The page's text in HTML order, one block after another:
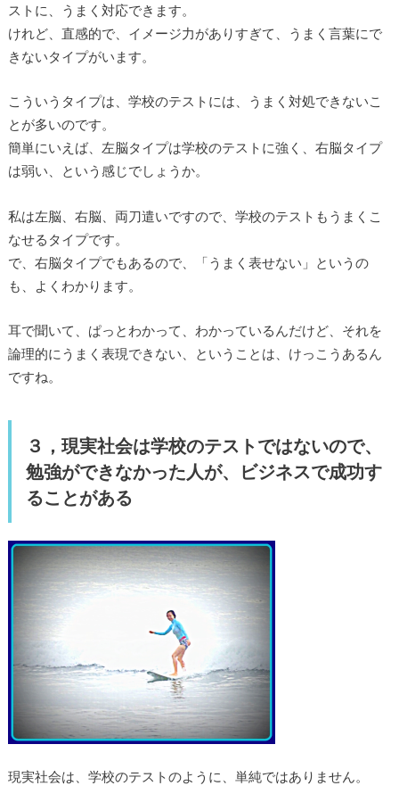
ストに、うまく対応できます。
けれど、直感的で、イメージ力がありすぎて、うまく言葉にで
きないタイプがいます。
こういうタイプは、学校のテストには、うまく対処できないこ
とが多いのです。
簡単にいえば、左脳タイプは学校のテストに強く、右脳タイプ
は弱い、という感じでしょうか。
私は左脳、右脳、両刀遣いですので、学校のテストもうまくこ
なせるタイプです。
で、右脳タイプでもあるので、「うまく表せない」というの
も、よくわかります。
耳で聞いて、ぱっとわかって、わかっているんだけど、それを
論理的にうまく表現できない、ということは、けっこうあるん
ですね。
３，現実社会は学校のテストではないので、
勉強ができなかった人が、ビジネスで成功す
ることがある
現実社会は、学校のテストのように、単純ではありません。